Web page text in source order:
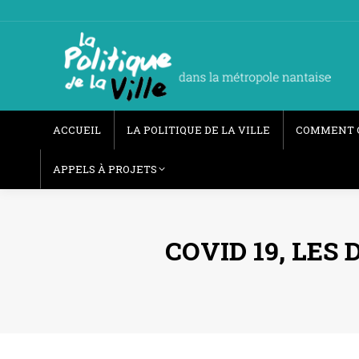
ACCUEIL LA POLITIQUE DE LA VILLE COMMENT
APPELS À PROJETS
COVID 19, LES